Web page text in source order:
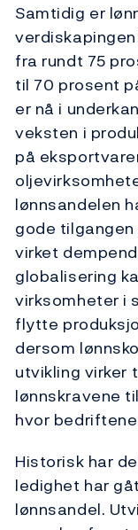
Samtidig er
fra rundt 75
til 70 prosent
er nå i
veksten i
på
lønnsandelen
gode
virket
globalisering
virksomheter i
flytte
dersom
utvikling virker
lønnskravene
hvor
Historisk har
ledighet har
lønnsandel.